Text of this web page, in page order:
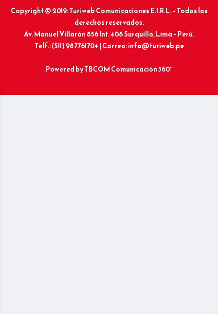
Copyright © 2019: Turiweb Comunicaciones E.I.R.L. – Todos los
derechos reservados.
Av. Manuel Villarán 856 Int. 408 Surquillo, Lima – Perú.
Telf.: (511) 987761704 | Correo: info@turiweb.pe
Powered byTBCOM Comunicación 360°